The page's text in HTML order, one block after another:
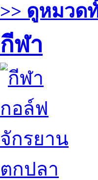
>> ดูหมวด
กีฬา
กอล์ฟ
จักรยาน
ตกปลา